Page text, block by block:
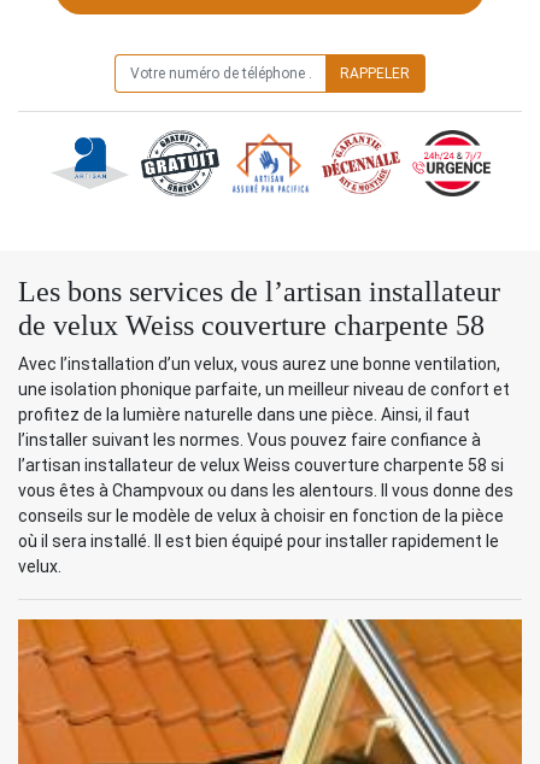
Les bons services de l’artisan installateur
de velux Weiss couverture charpente 58
Avec l’installation d’un velux, vous aurez une bonne ventilation,
une isolation phonique parfaite, un meilleur niveau de confort et
profitez de la lumière naturelle dans une pièce. Ainsi, il faut
l’installer suivant les normes. Vous pouvez faire confiance à
l’artisan installateur de velux Weiss couverture charpente 58 si
vous êtes à Champvoux ou dans les alentours. Il vous donne des
conseils sur le modèle de velux à choisir en fonction de la pièce
où il sera installé. Il est bien équipé pour installer rapidement le
velux.